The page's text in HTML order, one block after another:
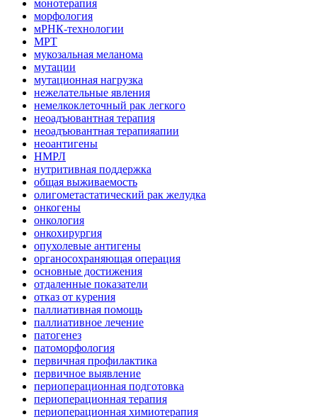
монотерапия
морфология
мРНК-технологии
МРТ
мукозальная меланома
мутации
мутационная нагрузка
нежелательные явления
немелкоклеточный рак легкого
неоадъювантная терапия
неоадъювантная терапияапии
неоантигены
НМРЛ
нутритивная поддержка
общая выживаемость
олигометастатический рак желудка
онкогены
онкология
онкохирургия
опухолевые антигены
органосохраняющая операция
основные достижения
отдаленные показатели
отказ от курения
паллиативная помощь
паллиативное лечение
патогенез
патоморфология
первичная профилактика
первичное выявление
периоперационная подготовка
периоперационная терапия
периоперационная химиотерапия